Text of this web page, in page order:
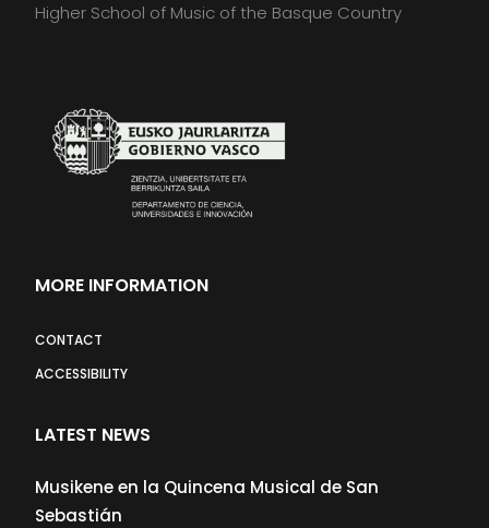
Higher School of Music of the Basque Country
MORE INFORMATION
CONTACT
ACCESSIBILITY
LATEST NEWS
Musikene en la Quincena Musical de San
Sebastián